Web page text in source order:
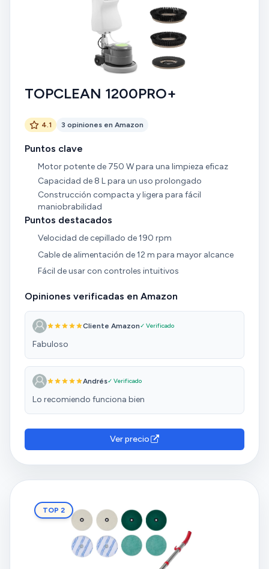
TOPCLEAN 1200PRO+
4.1 3 opiniones en Amazon
Puntos clave
Motor potente de 750 W para una limpieza eficaz
Capacidad de 8 L para un uso prolongado
Construcción compacta y ligera para fácil
maniobrabilidad
Puntos destacados
Velocidad de cepillado de 190 rpm
Cable de alimentación de 12 m para mayor alcance
Fácil de usar con controles intuitivos
Opiniones verificadas en Amazon
Cliente Amazon✓ Verificado
Fabuloso
Andrés✓ Verificado
Lo recomiendo funciona bien
Ver precio
TOP 2